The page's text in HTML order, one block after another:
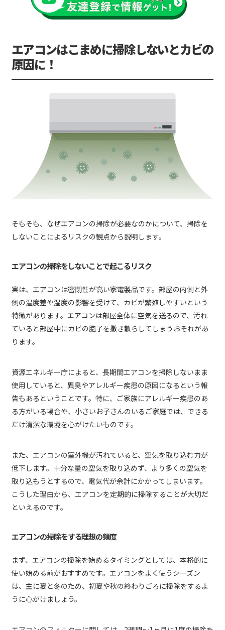
エアコンはこまめに掃除しないとカビの
原因に！
そもそも、なぜエアコンの掃除が必要なのかについて、掃除を
しないことによるリスクの観点から説明します。
エアコンの掃除をしないことで起こるリスク
実は、エアコンは密閉性が高い家電製品です。部屋の内側と外
側の温度差や湿度の影響を受けて、カビが繁殖しやすいという
特徴があります。エアコンは部屋全体に空気を送るので、汚れ
ていると部屋中にカビの胞子を撒き散らしてしまうおそれがあ
ります。
資源エネルギー庁によると、長期間エアコンを掃除しないまま
使用していると、異臭やアレルギー疾患の原因になるという報
告もあるということです。特に、ご家族にアレルギー疾患のあ
る方がいる場合や、小さいお子さんのいるご家庭では、できる
だけ清潔な環境を心がけたいものです。
また、エアコンの室外機が汚れていると、空気を取り込む力が
低下します。十分な量の空気を取り込めず、より多くの空気を
取り込もうとするので、電気代が余計にかかってしまいます。
こうした理由から、エアコンを定期的に掃除することが大切だ
といえるのです。
エアコンの掃除をする理想の頻度
まず、エアコンの掃除を始めるタイミングとしては、本格的に
使い始める前がおすすめです。エアコンをよく使うシーズン
は、主に夏と冬のため、初夏や秋の終わりごろに掃除をするよ
うに心がけましょう。